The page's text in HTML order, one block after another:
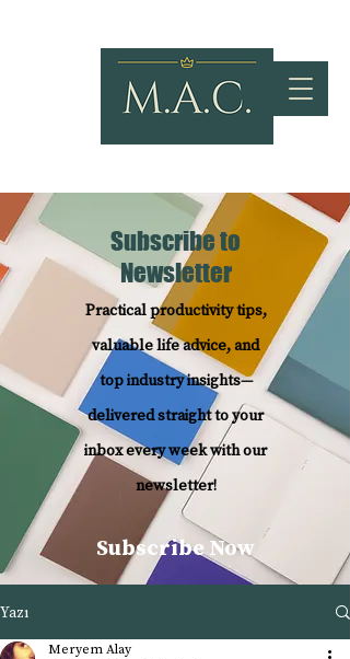
Subscribe to
Newsletter
Practical productivity tips,
valuable life advice, and
top industry insights—
delivered straight to your
inbox every week with our
newsletter!
Subscribe Now
Yazı
Meryem Alay